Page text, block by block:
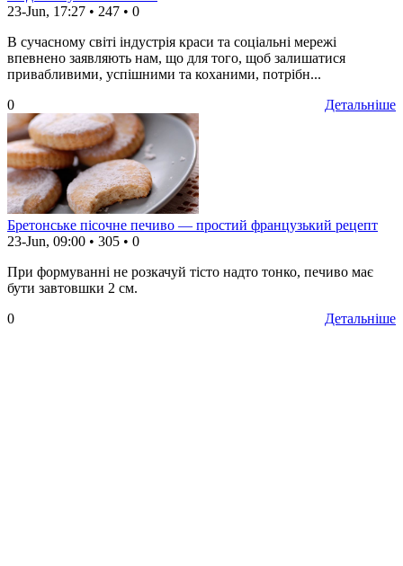
23-Jun, 17:27 • 247 • 0
В сучасному світі індустрія краси та соціальні мережі
впевнено заявляють нам, що для того, щоб залишатися
привабливими, успішними та коханими, потрібн...
Детальніше
0
Бретонське пісочне печиво — простий французький рецепт
23-Jun, 09:00 • 305 • 0
При формуванні не розкачуй тісто надто тонко, печиво має
бути завтовшки 2 см.
Детальніше
0